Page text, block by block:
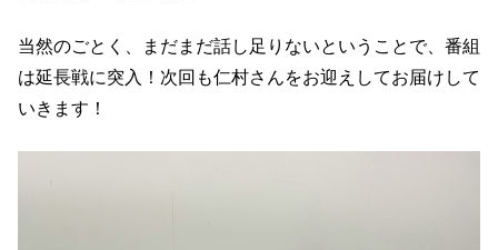
当然のごとく、まだまだ話し足りないということで、番組
は延長戦に突入！次回も仁村さんをお迎えしてお届けして
いきます！